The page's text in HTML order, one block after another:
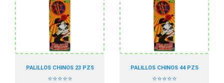
PALILLOS CHINOS 23 PZS
⭐⭐⭐⭐⭐
PALILLOS CHINOS 44 PZS
⭐⭐⭐⭐⭐